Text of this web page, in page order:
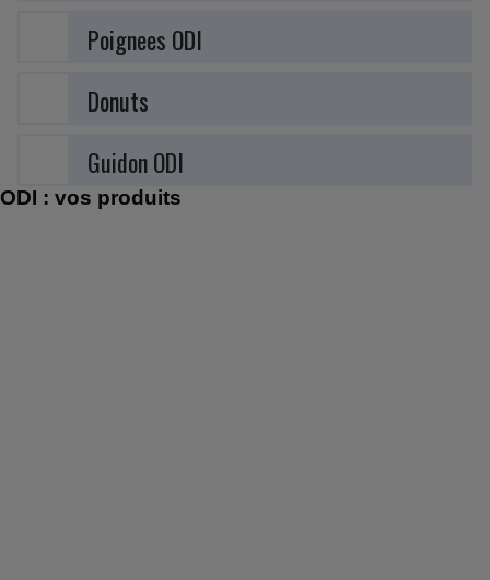
Poignees ODI
Donuts
Guidon ODI
ODI : vos produits